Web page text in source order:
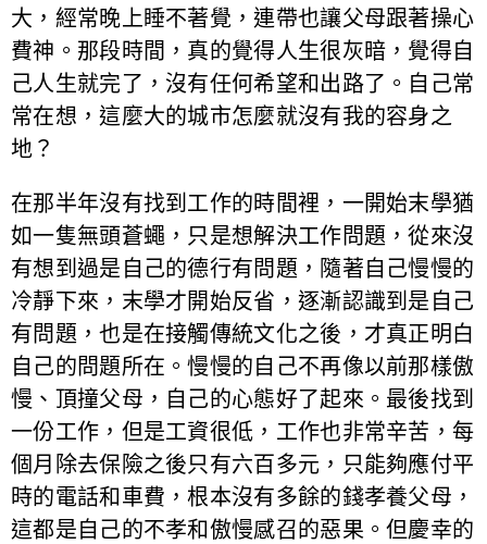
大，經常晚上睡不著覺，連帶也讓父母跟著操心
費神。那段時間，真的覺得人生很灰暗，覺得自
己人生就完了，沒有任何希望和出路了。自己常
常在想，這麼大的城市怎麼就沒有我的容身之
地？
在那半年沒有找到工作的時間裡，一開始末學猶
如一隻無頭蒼蠅，只是想解決工作問題，從來沒
有想到過是自己的德行有問題，隨著自己慢慢的
冷靜下來，末學才開始反省，逐漸認識到是自己
有問題，也是在接觸傳統文化之後，才真正明白
自己的問題所在。慢慢的自己不再像以前那樣傲
慢、頂撞父母，自己的心態好了起來。最後找到
一份工作，但是工資很低，工作也非常辛苦，每
個月除去保險之後只有六百多元，只能夠應付平
時的電話和車費，根本沒有多餘的錢孝養父母，
這都是自己的不孝和傲慢感召的惡果。但慶幸的